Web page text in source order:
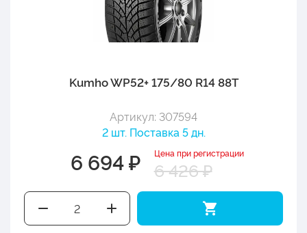
Kumho WP52+ 175/80 R14 88T
Артикул: 307594
2 шт. Поставка 5 дн.
6 694 ₽ Цена при регистрации
6 426 ₽